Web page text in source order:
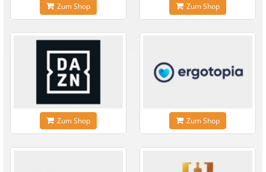
Zum Shop Zum Shop
Zum Shop Zum Shop